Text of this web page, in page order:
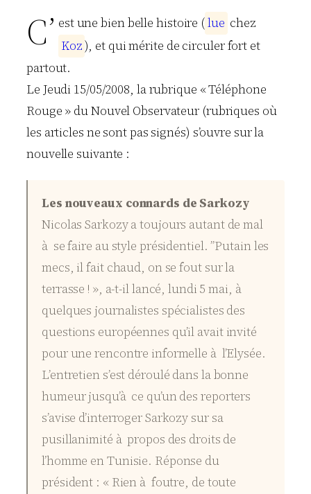
C’ est une bien belle histoire (lue chez
Koz), et qui mérite de circuler fort et
partout.
Le Jeudi 15/05/2008, la rubrique « Téléphone
Rouge » du Nouvel Observateur (rubriques où
les articles ne sont pas signés) s’ouvre sur la
nouvelle suivante :
Les nouveaux connards de Sarkozy
Nicolas Sarkozy a toujours autant de mal
à se faire au style présidentiel. ”Putain les
mecs, il fait chaud, on se fout sur la
terrasse ! », a-t-il lancé, lundi 5 mai, à
quelques journalistes spécialistes des
questions européennes qu’il avait invité
pour une rencontre informelle à l’Elysée.
L’entretien s’est déroulé dans la bonne
humeur jusqu’à ce qu’un des reporters
s’avise d’interroger Sarkozy sur sa
pusillanimité à propos des droits de
l’homme en Tunisie. Réponse du
président : « Rien à foutre, de toute